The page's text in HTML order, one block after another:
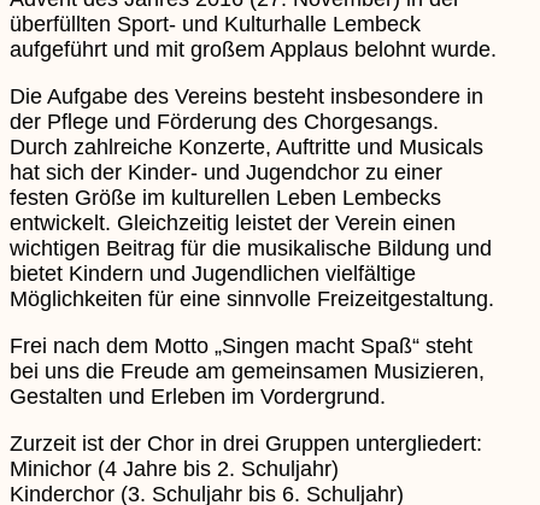
überfüllten Sport- und Kulturhalle Lembeck
aufgeführt und mit großem Applaus belohnt wurde.
Die Aufgabe des Vereins besteht insbesondere in
der Pflege und Förderung des Chorgesangs.
Durch zahlreiche Konzerte, Auftritte und Musicals
hat sich der Kinder- und Jugendchor zu einer
festen Größe im kulturellen Leben Lembecks
entwickelt. Gleichzeitig leistet der Verein einen
wichtigen Beitrag für die musikalische Bildung und
bietet Kindern und Jugendlichen vielfältige
Möglichkeiten für eine sinnvolle Freizeitgestaltung.
Frei nach dem Motto „Singen macht Spaß“ steht
bei uns die Freude am gemeinsamen Musizieren,
Gestalten und Erleben im Vordergrund.
Zurzeit ist der Chor in drei Gruppen untergliedert:
Minichor (4 Jahre bis 2. Schuljahr)
Kinderchor (3. Schuljahr bis 6. Schuljahr)